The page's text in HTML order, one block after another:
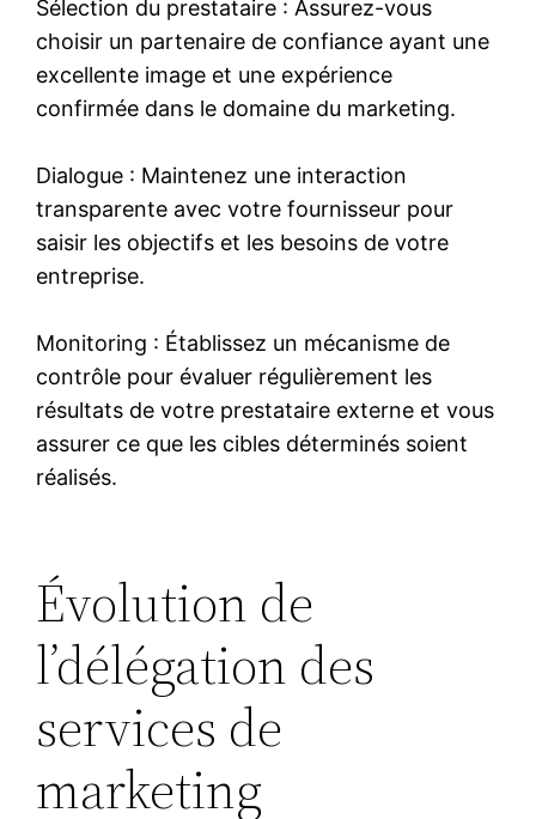
Sélection du prestataire : Assurez-vous
choisir un partenaire de confiance ayant une
excellente image et une expérience
confirmée dans le domaine du marketing.
Dialogue : Maintenez une interaction
transparente avec votre fournisseur pour
saisir les objectifs et les besoins de votre
entreprise.
Monitoring : Établissez un mécanisme de
contrôle pour évaluer régulièrement les
résultats de votre prestataire externe et vous
assurer ce que les cibles déterminés soient
réalisés.
Évolution de
l’délégation des
services de
marketing